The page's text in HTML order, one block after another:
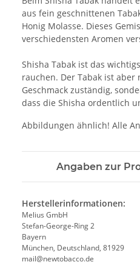
aus fein geschnittenen
Honig Molasse. Dieses
verschiedensten Aromen
Shisha Tabak ist das
rauchen. Der Tabak ist
Geschmack zuständig,
dass die Shisha ordentlich
Abbildungen ähnlich! Alle
Angaben zur
Herstellerinformationen:
Melius GmbH
Stefan-George-Ring 2
Bayern
München, Deutschland, 81929
mail@newtobacco.de